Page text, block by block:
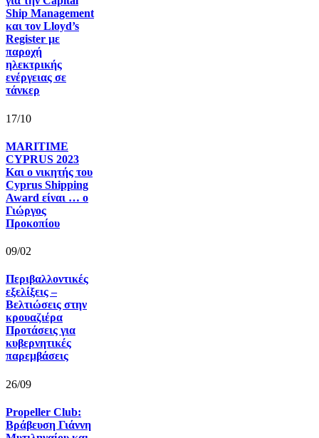
Ship Management
και τον Lloyd’s
Register με
παροχή
ηλεκτρικής
ενέργειας σε
τάνκερ
17/10
MARITIME
CYPRUS 2023
Και ο νικητής του
Cyprus Shipping
Award είναι … ο
Γιώργος
Προκοπίου
09/02
Περιβαλλοντικές
εξελίξεις –
Βελτιώσεις στην
κρουαζιέρα
Προτάσεις για
κυβερνητικές
παρεμβάσεις
26/09
Propeller Club:
Βράβευση Γιάννη